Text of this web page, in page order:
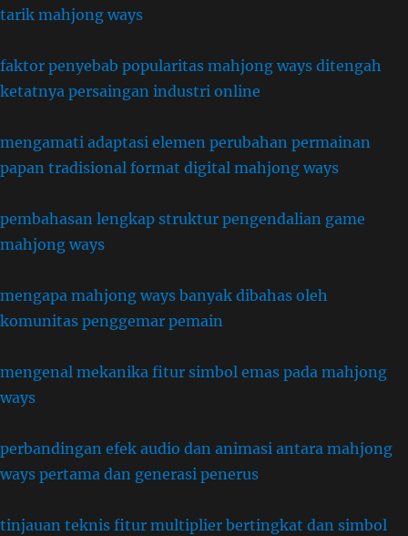
tarik mahjong ways
faktor penyebab popularitas mahjong ways ditengah
ketatnya persaingan industri online
mengamati adaptasi elemen perubahan permainan
papan tradisional format digital mahjong ways
pembahasan lengkap struktur pengendalian game
mahjong ways
mengapa mahjong ways banyak dibahas oleh
komunitas penggemar pemain
mengenal mekanika fitur simbol emas pada mahjong
ways
perbandingan efek audio dan animasi antara mahjong
ways pertama dan generasi penerus
tinjauan teknis fitur multiplier bertingkat dan simbol